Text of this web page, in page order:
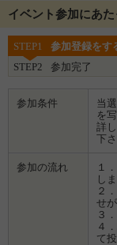
イベント参加にあた
STEP1
参加登録をす
STEP2
参加完了
参加条件
当
を
詳
下
参加の流れ
１
し
２
せ
３
４
て